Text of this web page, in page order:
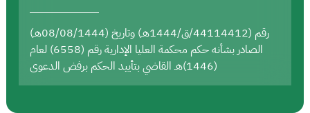
رقم (44114412/ق/1444هـ) وتاريخ (08/08/1444هـ)
الصادر بشأنه حكم محكمة العليا الإدارية رقم (6558) لعام
(1446)هـ القاضي بتأييد الحكم برفض الدعوى